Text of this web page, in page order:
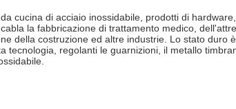
cucina di acciaio inossidabile, prodotti di
la fabbricazione di trattamento medico,
della costruzione ed altre industrie. Lo stato duro
tecnologia, regolanti le guarnizioni, il metallo